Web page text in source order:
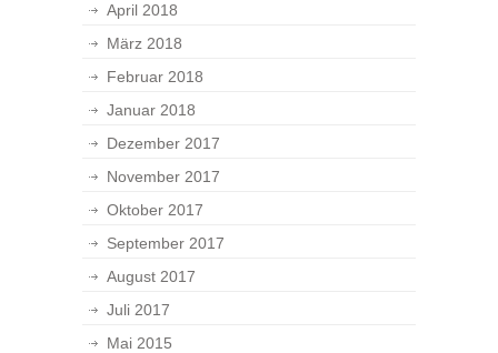
April 2018
März 2018
Februar 2018
Januar 2018
Dezember 2017
November 2017
Oktober 2017
September 2017
August 2017
Juli 2017
Mai 2015